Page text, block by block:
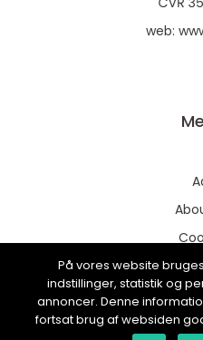
web:
På vores website
indstillinger, statistik og
annoncer. Denne
fortsat brug af websiden